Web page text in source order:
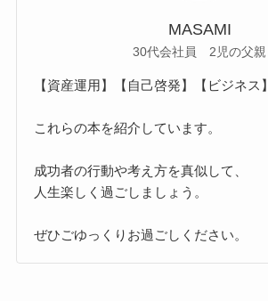
MASAMI
30代会社員 2児の父親
【資産運用】【自己啓発】【ビジネス】
これらの本を紹介しています。
成功者の行動や考え方を真似して、
人生楽しく過ごしましょう。
ぜひごゆっくりお過ごしください。